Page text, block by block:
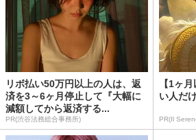
リボ払い50万円以上の人は、返
済を3～6ヶ月停止して『大幅に
減額してから返済する...
PR(渋谷法務総合事務所)
【1ヶ
い人だ
PR(Il